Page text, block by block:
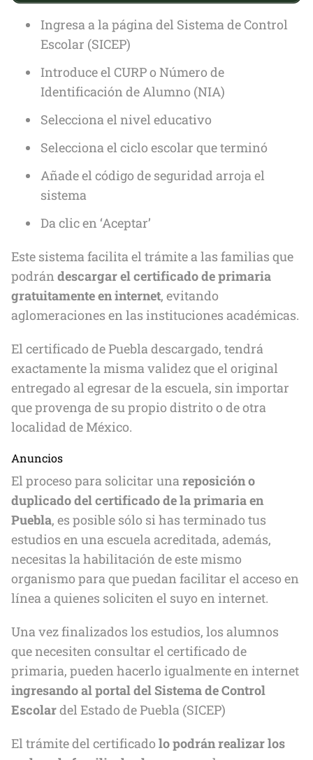
Ingresa a la página del Sistema de Control
Escolar (SICEP)
Introduce el CURP o Número de
Identificación de Alumno (NIA)
Selecciona el nivel educativo
Selecciona el ciclo escolar que terminó
Añade el código de seguridad arroja el
sistema
Da clic en ‘Aceptar’
Este sistema facilita el trámite a las familias que
podrán descargar el certificado de primaria
gratuitamente en internet, evitando
aglomeraciones en las instituciones académicas.
El certificado de Puebla descargado, tendrá
exactamente la misma validez que el original
entregado al egresar de la escuela, sin importar
que provenga de su propio distrito o de otra
localidad de México.
Anuncios
El proceso para solicitar una reposición o
duplicado del certificado de la primaria en
Puebla, es posible sólo si has terminado tus
estudios en una escuela acreditada, además,
necesitas la habilitación de este mismo
organismo para que puedan facilitar el acceso en
línea a quienes soliciten el suyo en internet.
Una vez finalizados los estudios, los alumnos
que necesiten consultar el certificado de
primaria, pueden hacerlo igualmente en internet
ingresando al portal del Sistema de Control
Escolardel Estado de Puebla (SICEP)
El trámite del certificado lo podrán realizar los